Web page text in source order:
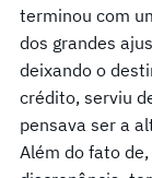
terminou com
dos grandes
deixando o
crédito, serviu
pensava ser a
Além do fato